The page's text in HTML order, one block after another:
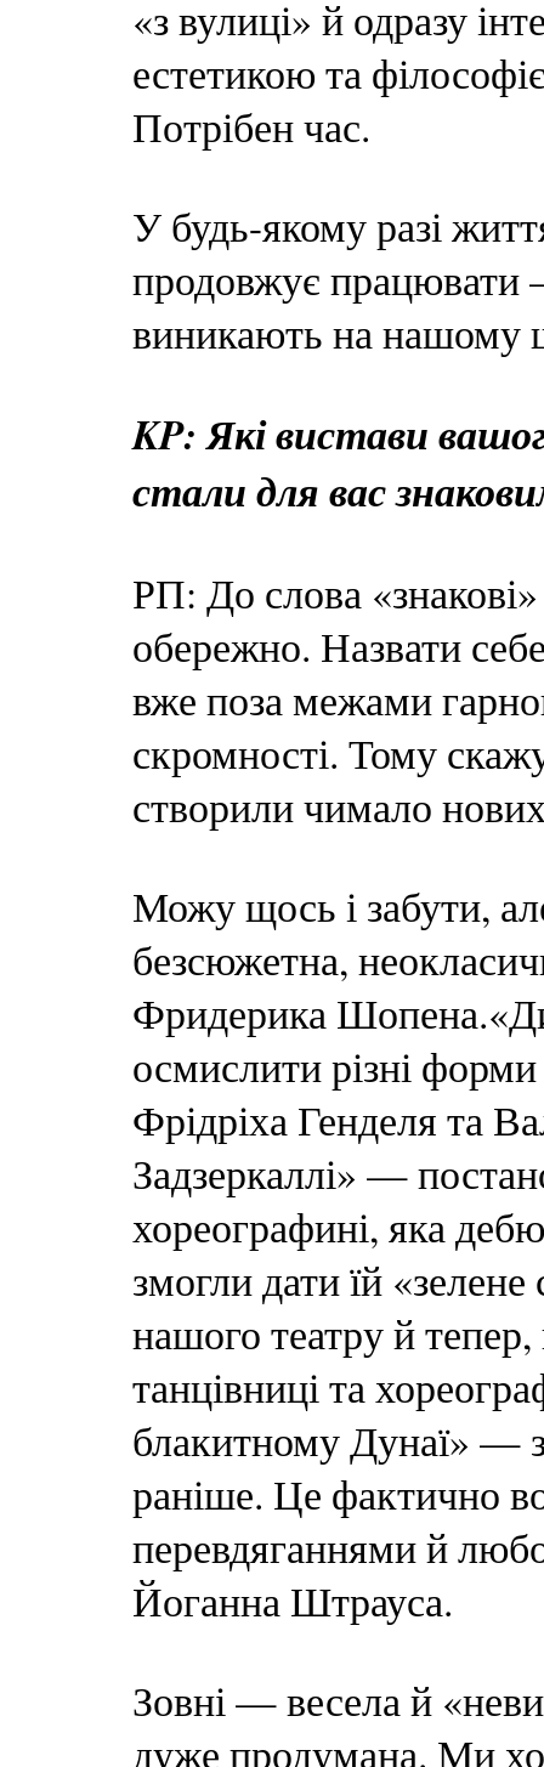
«з вулиці» й одразу
естетикою та
Потрібен час.
У будь-якому разі
продовжує працювати
виникають на нашому
KP: Які вистави
стали для вас
РП: До слова
обережно. Назвати
вже поза межами
скромності. Тому
створили чимало нових
Можу щось і забути,
безсюжетна,
Фридерика
осмислити різні
Фрідріха Генделя та
Задзеркаллі» —
хореографині, яка
змогли дати їй
нашого театру й тепер,
танцівниці та
блакитному Дунаї» —
раніше. Це фактично
перевдяганнями й
Йоганна Штрауса.
Зовні — весела й
дуже продумана. Ми